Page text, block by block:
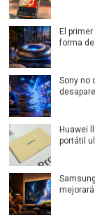
El
forma
Sony no
Huawei
portátil